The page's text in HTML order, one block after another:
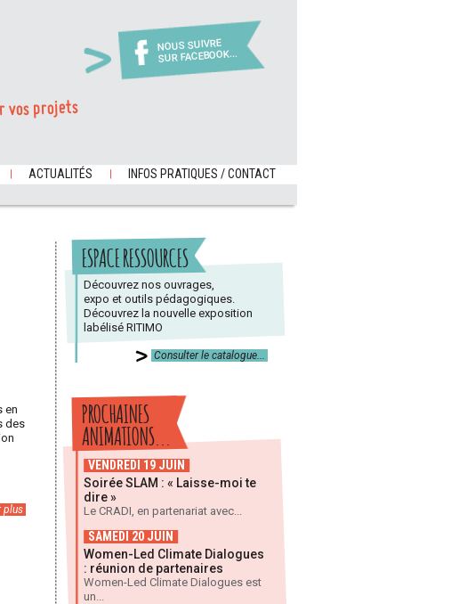
NOUS SUIVRE
SUR FACEBOOK...
vos projets
ACTUALITÉS INFOS PRATIQUES / CONTACT
en
des
plus
ESPACE RESSOURCES
Découvrez nos ouvrages,
expo et outils pédagogiques.
Découvrez la nouvelle exposition
labélisé RITIMO
Consulter le catalogue...
PROCHAINES
ANIMATIONS...
VENDREDI 19 JUIN
Soirée SLAM : « Laisse-moi te
dire »
Le CRADI, en partenariat avec...
SAMEDI 20 JUIN
Women-Led Climate Dialogues
: réunion de partenaires
Women-Led Climate Dialogues est
un...